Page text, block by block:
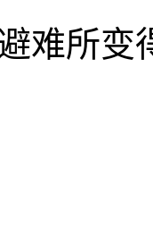
难所